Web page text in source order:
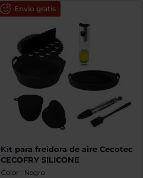
Envío gratis
Kit para freidora de aire Cecotec
CECOFRY SILICONE
Color : Negro